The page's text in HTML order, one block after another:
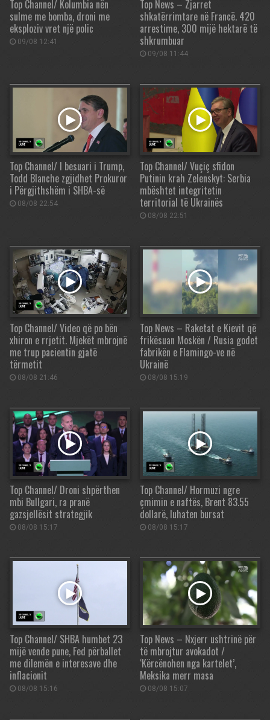
Top Channel/ Kolumbia nën
sulme me bomba, droni me
eksploziv vret një polic
09/08 12:41
Top News – Zjarret
shkatërrimtare në Francë. 420
arrestime, 300 mijë hektarë të
shkrumbuar
09/08 11:44
Top Channel/ I besuari i Trump,
Todd Blanche zgjidhet Prokuror
i Përgjithshëm i SHBA-së
08/08 22:54
Top Channel/ Vuçiç sfidon
Putinin krah Zelenskyt: Serbia
mbështet integritetin
territorial të Ukrainës
08/08 22:51
Top Channel/ Video që po bën
xhiron e rrjetit. Mjekët mbrojnë
me trup pacientin gjatë
tërmetit
08/08 21:46
Top News – Raketat e Kievit që
frikësuan Moskën / Rusia godet
fabrikën e Flamingo-ve në
Ukrainë
08/08 15:19
Top Channel/ Droni shpërthen
mbi Bullgari, ra pranë
gazsjellësit strategjik
08/08 15:17
Top Channel/ Hormuzi ngre
çmimin e naftës, Brent 83.55
dollarë, luhaten bursat
08/08 15:17
Top Channel/ SHBA humbet 23
mijë vende pune, Fed përballet
me dilemën e interesave dhe
inflacionit
08/08 15:16
Top News – Nxjerr ushtrinë për
të mbrojtur avokadot /
‘Kërcënohen nga kartelet’,
Meksika merr masa
08/08 15:07